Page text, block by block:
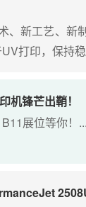
、新工艺、新
打印，保持
机锋芒出鞘！
展位等你！